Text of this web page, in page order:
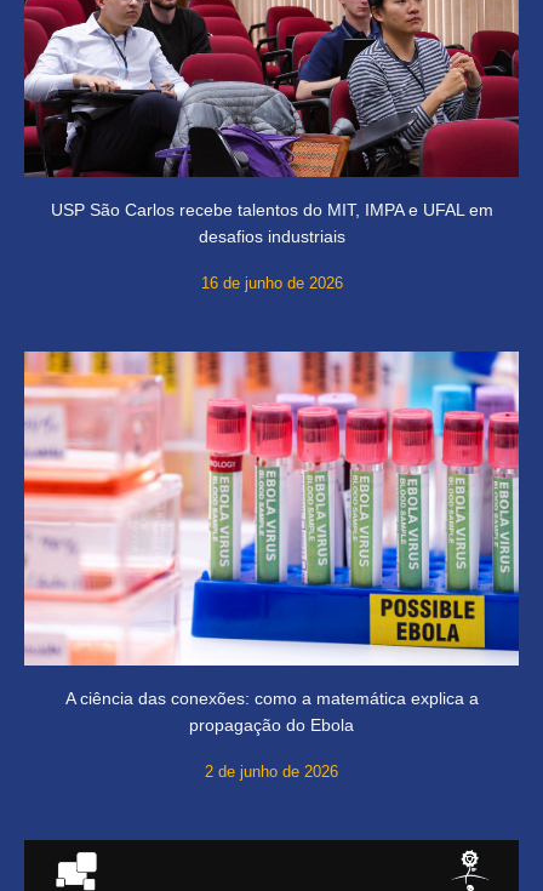
USP São Carlos recebe talentos do MIT, IMPA e UFAL em
desafios industriais
16 de junho de 2026
A ciência das conexões: como a matemática explica a
propagação do Ebola
2 de junho de 2026